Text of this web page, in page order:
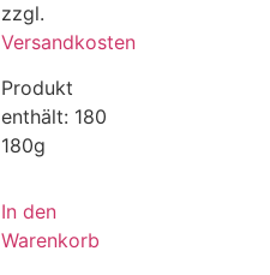
zzgl.
Versandkosten
Produkt
enthält: 180
180g
In den
Warenkorb